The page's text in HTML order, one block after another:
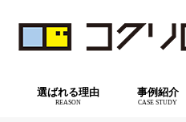
選ばれる理由
REASON
事例紹介
CASE STUDY